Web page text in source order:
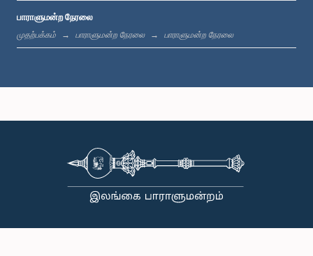
பி.ப. 1:19 - பி.ப. 1:31
பி.ப. 1:38 - பி.ப. 1:49
பி.ப. 1:49 - பி.ப. 1:56
பாராளுமன்ற நேரலை
முதற்பக்கம் பாராளுமன்ற நேரலை பாராளுமன்ற நேரலை